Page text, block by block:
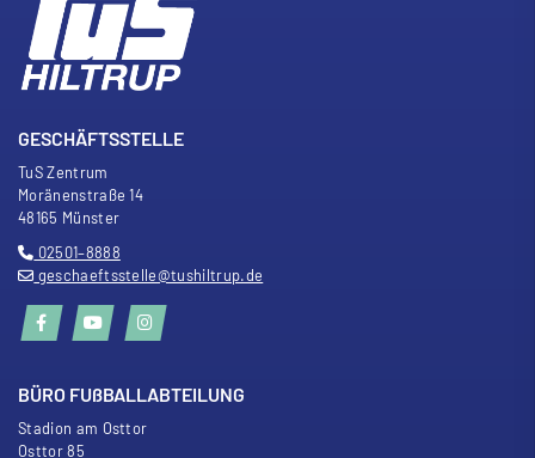
GESCHÄFTSSTELLE
TuS Zentrum
Moränenstraße 14
48165 Münster
02501–8888
geschaeftsstelle@tushiltrup.de
BÜRO FUßBALLABTEILUNG
Stadion am Osttor
Osttor 85